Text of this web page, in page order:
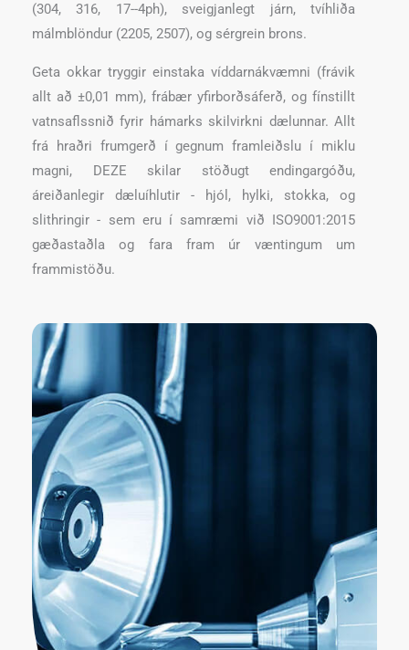
(304, 316, 17--4ph), sveigjanlegt járn, tvíhliða
málmblöndur (2205, 2507), og sérgrein brons.
Geta okkar tryggir einstaka víddarnákvæmni (frávik
allt að ±0,01 mm), frábær yfirborðsáferð, og fínstillt
vatnsaflssnið fyrir hámarks skilvirkni dælunnar. Allt
frá hraðri frumgerð í gegnum framleiðslu í miklu
magni, DEZE skilar stöðugt endingargóðu,
áreiðanlegir dæluíhlutir - hjól, hylki, stokka, og
slithringir - sem eru í samræmi við ISO9001:2015
gæðastaðla og fara fram úr væntingum um
frammistöðu.